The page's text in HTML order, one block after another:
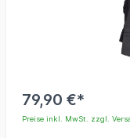
79,90 €*
Preise inkl. MwSt. zzgl.